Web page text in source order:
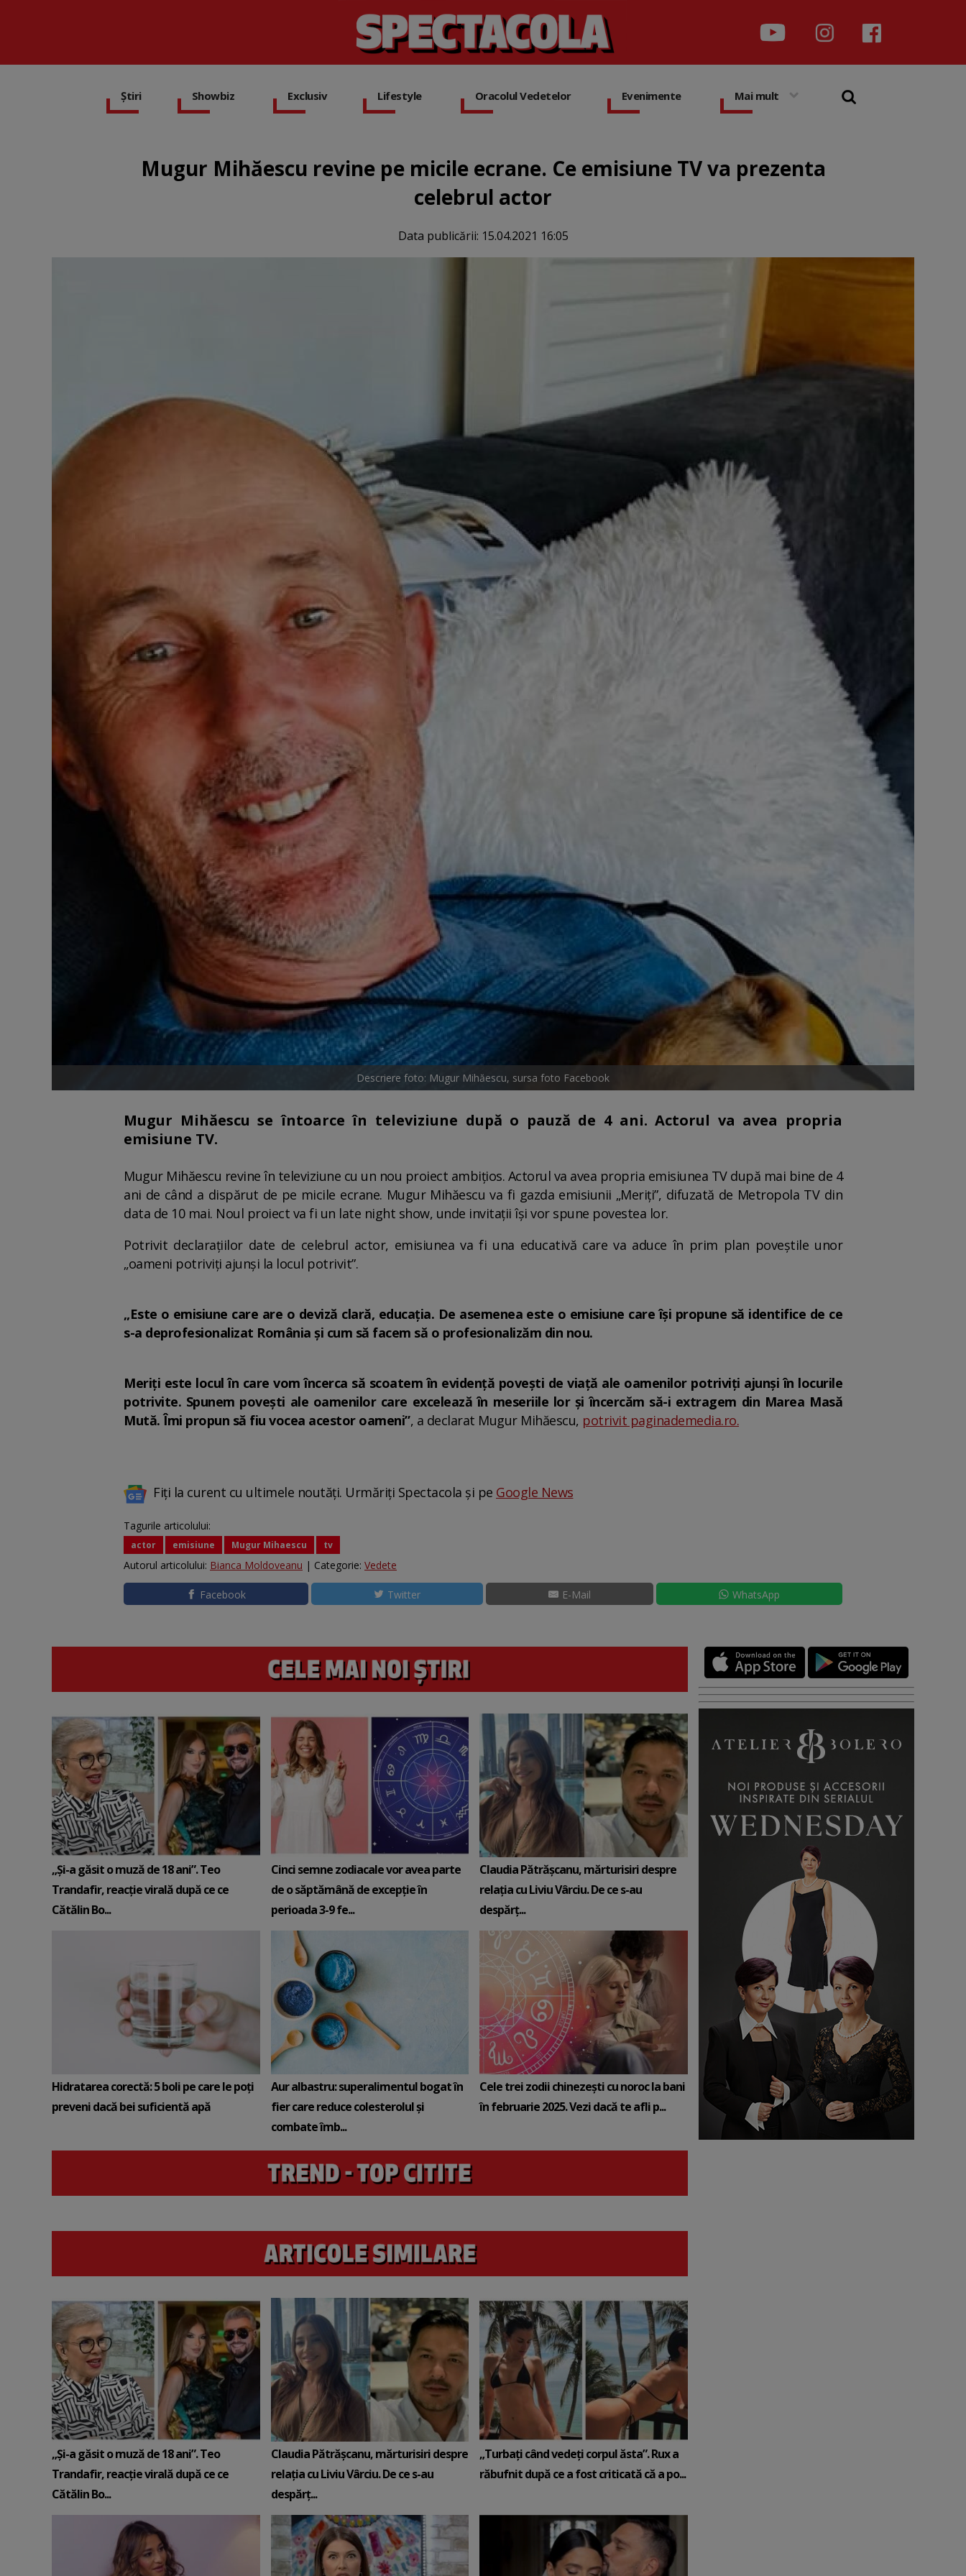
Știri Showbiz Exclusiv Lifestyle Oracolul Vedetelor Evenimente Mai mult
Mugur Mihăescu revine pe micile ecrane. Ce emisiune TV va prezenta
celebrul actor
Data publicării: 15.04.2021 16:05
Descriere foto: Mugur Mihăescu, sursa foto Facebook
Mugur Mihăescu se întoarce în televiziune după o pauză de 4 ani. Actorul va avea propria
emisiune TV.
Mugur Mihăescu revine în televiziune cu un nou proiect ambițios. Actorul va avea propria emisiunea TV după mai bine de 4
ani de când a dispărut de pe micile ecrane. Mugur Mihăescu va fi gazda emisiunii „Meriți”, difuzată de Metropola TV din
data de 10 mai. Noul proiect va fi un late night show, unde invitaţii îşi vor spune povestea lor.
Potrivit declarațiilor date de celebrul actor, emisiunea va fi una educativă care va aduce în prim plan poveștile unor
„oameni potriviți ajunși la locul potrivit”.
„Este o emisiune care are o deviză clară, educaţia. De asemenea este o emisiune care îşi propune să identifice de ce
s-a deprofesionalizat România şi cum să facem să o profesionalizăm din nou.
Meriţi este locul în care vom încerca să scoatem în evidenţă poveşti de viaţă ale oamenilor potriviţi ajunşi în locurile
potrivite. Spunem poveşti ale oamenilor care excelează în meseriile lor şi încercăm să-i extragem din Marea Masă
Mută. Îmi propun să fiu vocea acestor oameni”, a declarat Mugur Mihăescu, potrivit paginademedia.ro.
Fiți la curent cu ultimele noutăți. Urmăriți Spectacola și pe Google News
Tagurile articolului:
actor emisiune Mugur Mihaescu tv
Autorul articolului: Bianca Moldoveanu | Categorie: Vedete
Facebook Twitter E-Mail WhatsApp
„Și-a găsit o muză de 18 ani”. Teo
Trandafir, reacție virală după ce ce
Cătălin Bo...
Cinci semne zodiacale vor avea parte
de o săptămână de excepție în
perioada 3-9 fe...
Claudia Pătrășcanu, mărturisiri despre
relația cu Liviu Vârciu. De ce s-au
despărț...
Hidratarea corectă: 5 boli pe care le poți
preveni dacă bei suficientă apă
Aur albastru: superalimentul bogat în
fier care reduce colesterolul și
combate îmb...
Cele trei zodii chinezești cu noroc la bani
în februarie 2025. Vezi dacă te afli p...
„Și-a găsit o muză de 18 ani”. Teo
Trandafir, reacție virală după ce ce
Cătălin Bo...
Claudia Pătrășcanu, mărturisiri despre
relația cu Liviu Vârciu. De ce s-au
despărț...
„Turbați când vedeți corpul ăsta”. Rux a
răbufnit după ce a fost criticată că a po...